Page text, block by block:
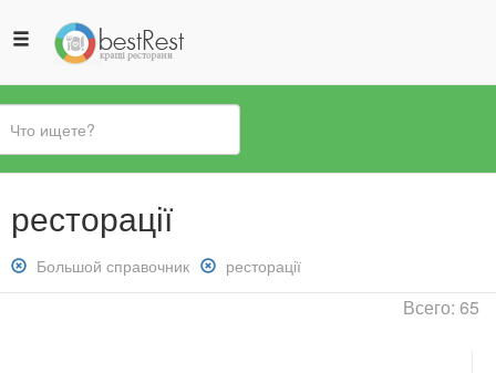
Вы
здесь
ресторації
Снять
фильтр:
Большой справочник
Снять
фильтр:
ресторації
Всего: 65